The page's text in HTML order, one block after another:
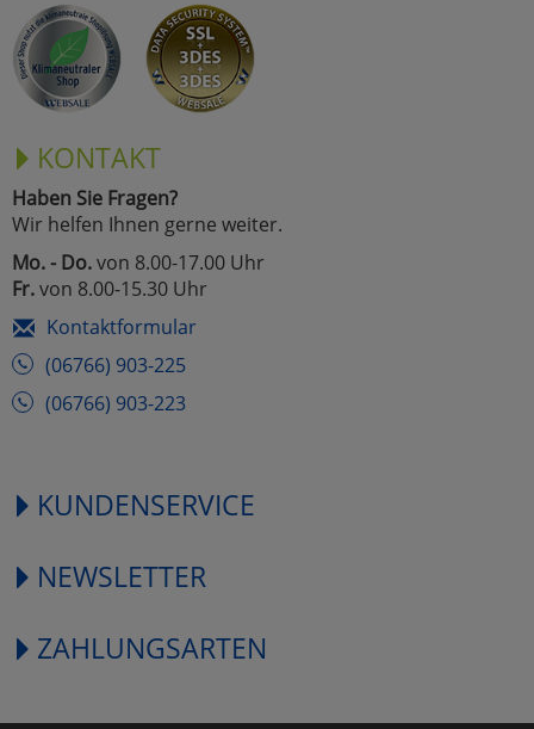
KONTAKT
Haben Sie Fragen?
Wir helfen Ihnen gerne weiter.
Mo. - Do.von 8.00-17.00 Uhr
Fr.von 8.00-15.30 Uhr
Kontaktformular
(06766) 903-225
(06766) 903-223
KUNDENSERVICE
NEWSLETTER
ZAHLUNGSARTEN